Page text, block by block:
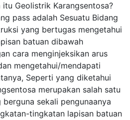
itu Geolistrik Karangsentosa?
pass adalah Sesuatu Bidang
yang bertugas mengetahui
batuan dibawah
cara menginjeksikan arus
mengetahui/mendapati
Seperti yang diketahui
merupakan salah satu
sekali pengunaanya
tingkatan lapisan batuan